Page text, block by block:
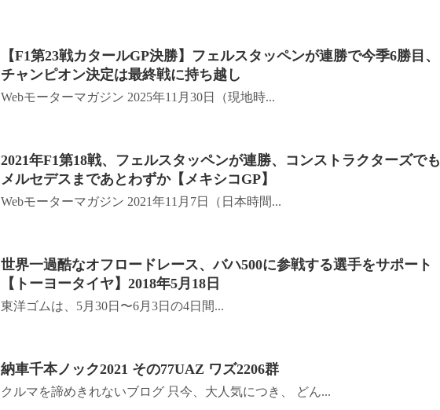
【F1第23戦カタールGP決勝】フェルスタッペンが連勝で今季6勝目、
チャンピオン決定は最終戦に持ち越し
Webモーターマガジン 2025年11月30日（現地時...
2021年F1第18戦、フェルスタッペンが連勝、コンストラクターズでも
メルセデスまであとわずか【メキシコGP】
Webモーターマガジン 2021年11月7日（日本時間...
世界一過酷なオフロードレース、バハ500に参戦する選手をサポート
【トーヨータイヤ】2018年5月18日
東洋ゴムは、5月30日〜6月3日の4日間...
納車千本ノック2021 その77UAZ ワズ2206群
クルマを諦めきれないブログ 只今、大人気につき、 どん...